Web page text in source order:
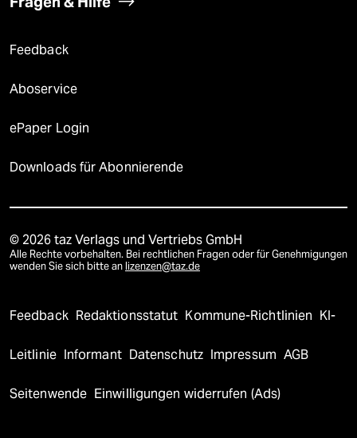
Feedback
Aboservice
ePaper Login
Downloads für Abonnierende
© 2026 taz Verlags und Vertriebs GmbH
Alle Rechte vorbehalten. Bei rechtlichen Fragen oder für Genehmigungen
wenden Sie sich bitte an lizenzen@taz.de
Feedback Redaktionsstatut Kommune-Richtlinien KI-
Leitlinie Informant Datenschutz Impressum AGB
Seitenwende Einwilligungen widerrufen (Ads)